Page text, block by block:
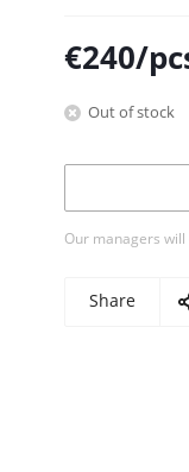
€240/
Out of stock
Our managers
Share